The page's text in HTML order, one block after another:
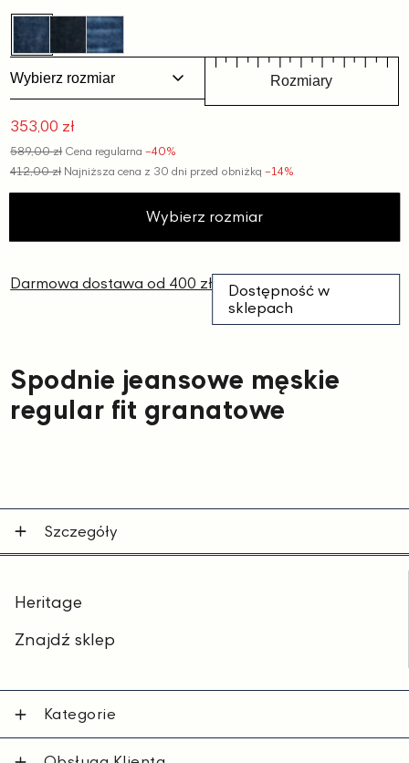
Spodnie jeansowe męskie
regular fit granatowe
Wybierz rozmiar Rozmiary
Cena
promocyjna
353,00 zł
589,00 zł Cena regularna −40%
412,00 złNajniższa cena z 30 dni przed obniżką−14%
Wybierz rozmiar
Darmowa dostawa od 400 zł
Dostępność w
sklepach
Szczegóły
Heritage
Znajdź sklep
Kategorie